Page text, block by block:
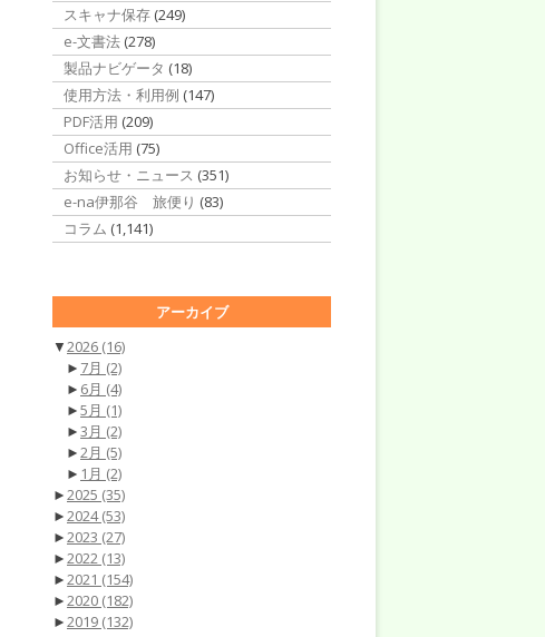
スキャナ保存 (249)
e-文書法 (278)
製品ナビゲータ (18)
使用方法・利用例 (147)
PDF活用 (209)
Office活用 (75)
お知らせ・ニュース (351)
e-na伊那谷 旅便り (83)
コラム (1,141)
アーカイブ
▼2026 (16)
► 7月 (2)
► 6月 (4)
►5月 (1)
►3月 (2)
►2月 (5)
► 1月 (2)
►2025 (35)
►2024(53)
►2023 (27)
►2022 (13)
►2021 (154)
►2020 (182)
►2019 (132)